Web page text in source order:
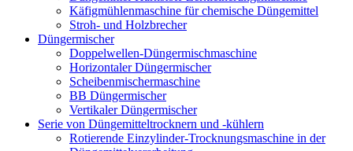
Käfigmühlenmaschine für chemische Düngemittel
Stroh- und Holzbrecher
Düngermischer
Doppelwellen-Düngermischmaschine
Horizontaler Düngermischer
Scheibenmischermaschine
BB Düngermischer
Vertikaler Düngermischer
Serie von Düngemitteltrocknern und -kühlern
Rotierende Einzylinder-Trocknungsmaschine in der